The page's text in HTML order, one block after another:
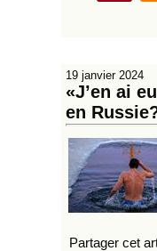
19 janvier 2024
«J’en ai
en
Partager cet